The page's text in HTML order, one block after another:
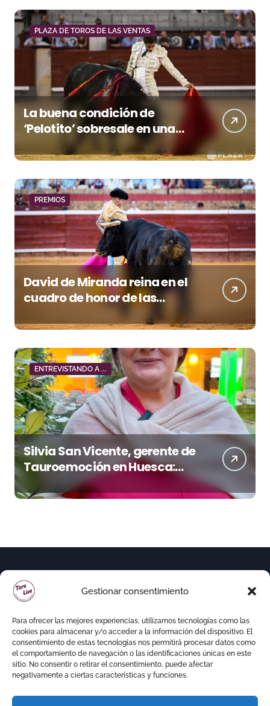
Gestionar consentimiento
Para ofrecer las mejores experiencias, utilizamos tecnologías como las
cookies para almacenar y/o acceder a la información del dispositivo. El
consentimiento de estas tecnologías nos permitirá procesar datos como
el comportamiento de navegación o las identificaciones únicas en este
sitio. No consentir o retirar el consentimiento, puede afectar
negativamente a ciertas características y funciones.
PLAZA DE TOROS DE LAS VENTAS
La buena condición de
‘Pelotito’ sobresale en una
noche gris en Las Ventas
PREMIOS
David de Miranda reina en el
cuadro de honor de las
Colombinas 2026
ENTREVISTANDO A ...
Silvia San Vicente, gerente de
Tauroemoción en Huesca:
«Todas las figuras del toreo
quieren venir a esta feria»